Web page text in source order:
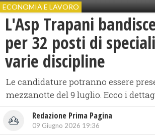
ECONOMIA E LAVORO
L'Asp Trapani
per 32 posti di
varie discipline
Le candidature potranno essere
mezzanotte del 9 luglio. Ecco i
Redazione Prima Pagina
09 Giugno 2026 19:36